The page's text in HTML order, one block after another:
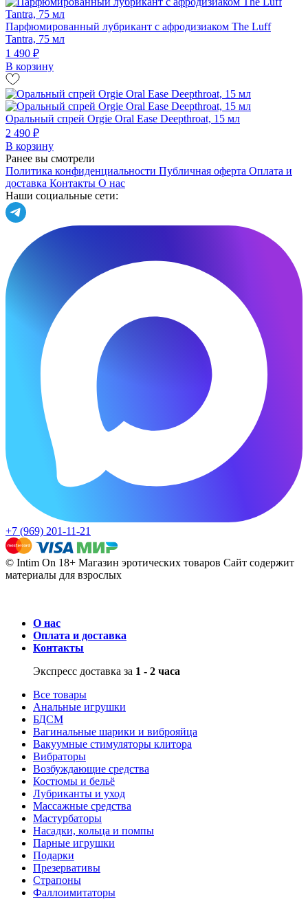
Парфюмированный лубрикант с афродизиаком The Luff
Tantra, 75 мл
1 490 ₽
В корзину
Оральный спрей Orgie Oral Ease Deepthroat, 15 мл
2 490 ₽
В корзину
Ранее вы смотрели
Политика конфиденциальности Публичная оферта Оплата и
доставка Контакты О нас
Наши социальные сети:
+7 (969) 201-11-21
© Intim On 18+ Магазин эротических товаров Сайт содержит
материалы для взрослых
О нас
Оплата и доставка
Контакты
Экспресс доставка за 1 - 2 часа
Все товары
Анальные игрушки
БДСМ
Вагинальные шарики и виброяйца
Вакуумные стимуляторы клитора
Вибраторы
Возбуждающие средства
Костюмы и бельё
Лубриканты и уход
Массажные средства
Мастурбаторы
Насадки, кольца и помпы
Парные игрушки
Подарки
Презервативы
Страпоны
Фаллоимитаторы